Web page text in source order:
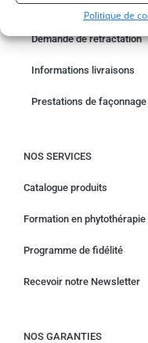
Politique de
Un problème avec votre
Demande de rétractation
Informations livraisons
Prestations de
NOS SERVICES
Catalogue produits
Formation en phytothérapie
Programme de fidélité
Recevoir notre Newsletter
NOS GARANTIES